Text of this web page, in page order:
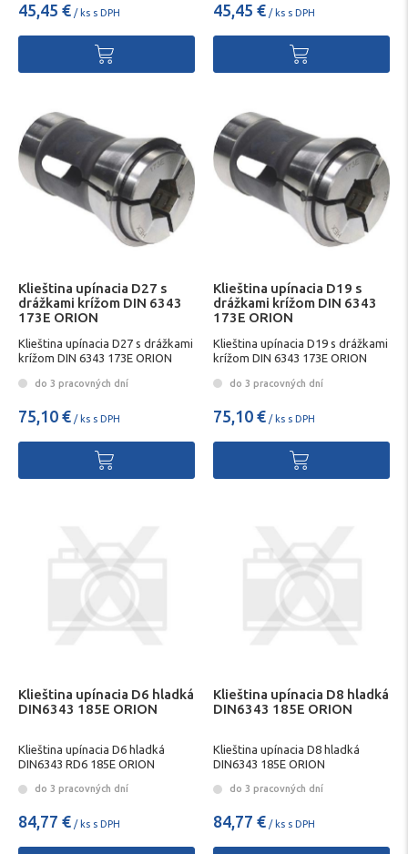
45,45 € / ks s DPH 45,45 € / ks s DPH
Klieština upínacia D27 s
drážkami krížom DIN 6343
173E ORION
Klieština upínacia D27 s drážkami
krížom DIN 6343 173E ORION
do 3 pracovných dní
75,10 € / ks s DPH
Klieština upínacia D19 s
drážkami krížom DIN 6343
173E ORION
Klieština upínacia D19 s drážkami
krížom DIN 6343 173E ORION
do 3 pracovných dní
75,10 € / ks s DPH
Klieština upínacia D6 hladká
DIN6343 185E ORION
Klieština upínacia D6 hladká
DIN6343 RD6 185E ORION
do 3 pracovných dní
84,77 € / ks s DPH
Klieština upínacia D8 hladká
DIN6343 185E ORION
Klieština upínacia D8 hladká
DIN6343 185E ORION
do 3 pracovných dní
84,77 € / ks s DPH